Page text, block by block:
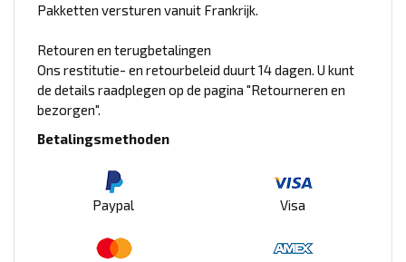
Pakketten versturen vanuit Frankrijk.
Retouren en terugbetalingen
Ons restitutie- en retourbeleid duurt 14 dagen. U kunt
de details raadplegen op de pagina "Retourneren en
bezorgen".
Betalingsmethoden
Paypal Visa